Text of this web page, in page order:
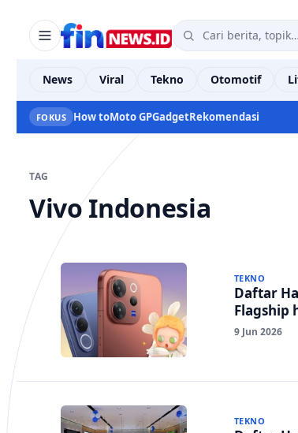
News Viral Tekno Otomotif
FOKUS How toMoto GPGadgetRekomendasi
TAG
Vivo Indonesia
TEKNO
Daftar
Flagship
9 Jun 2026
TEKNO